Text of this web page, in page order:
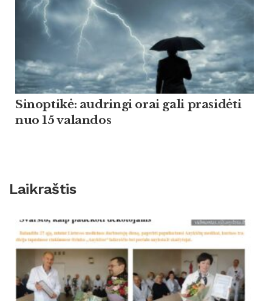
Sinoptikė: audringi orai gali prasidėti
nuo 15 valandos
Laikraštis